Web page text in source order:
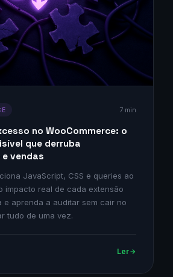
7 min
no WooCommerce: o
que derruba
vendas
JavaScript, CSS e queries ao
impacto real de cada extensão
e aprenda a auditar sem cair no
tudo de uma vez.
Ler